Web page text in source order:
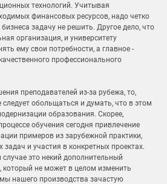
технологий. Учитывая
финансовых ресурсов, надо четко
задачу не решить. Другое дело, что
организация, и университету
ему свои потребности, а главное -
профессионального
преподавателей из-за рубежа, то,
следует обольщаться и думать, что в этом
образования. Скорее,
обучения сегодня привлечение
примеров из зарубежной практики,
и участия в конкретных проектах.
это некий дополнительный
который не может в целом изменить
нашего производства зачастую